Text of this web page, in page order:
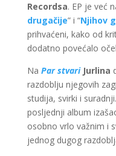
Recordsa. EP je već
drugačije” i “Njihov
prihvaćeni, kako od
dodatno povećalo
Na Par stvari Jurlina
razdoblju njegovih
studija, svirki i
posljednji album
osobno vrlo važnim i
jednog dugog